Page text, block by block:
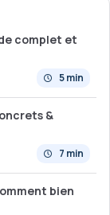
complet et
5 min
&
7 min
bien